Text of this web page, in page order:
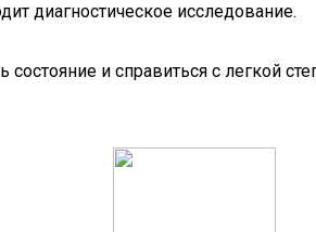
диагностическое исследование.
и справиться с легкой